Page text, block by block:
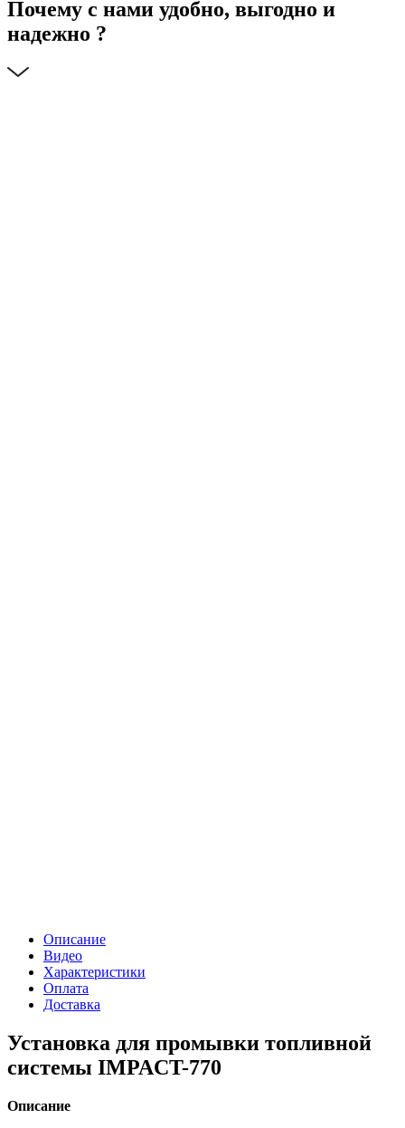
Почему с нами удобно, выгодно и
надежно ?
Описание
Видео
Характеристики
Оплата
Доставка
Установка для промывки топливной
системы IMPACT-770
Описание